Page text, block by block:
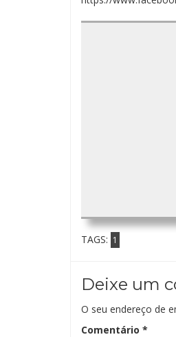
TAGS: 1
Deixe um
O seu endereço de
Comentário *